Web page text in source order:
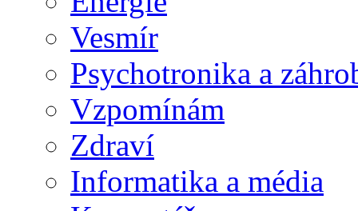
Vesmír
Psychotronika a
Vzpomínám
Zdraví
Informatika a média